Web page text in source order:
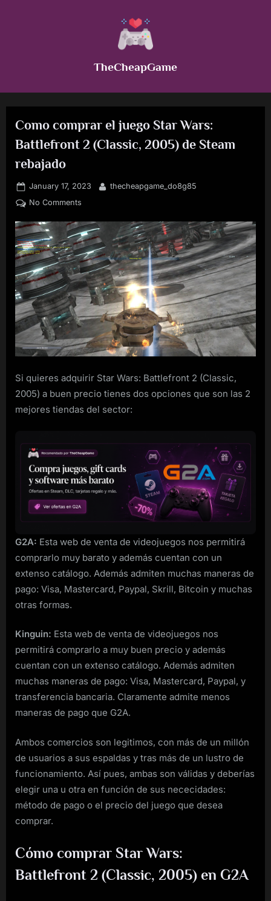
TheCheapGame
Como comprar el juego Star Wars:
Battlefront 2 (Classic, 2005) de Steam
rebajado
Posted
on
January 17, 2023 By
thecheapgame_do8g85
No Commentson
comprar
el
juego
Star
Wars:
Battlefront
2
(Classic,
2005)
de
rebajado
Si quieres adquirir Star Wars: Battlefront 2 (Classic,
2005) a buen precio tienes dos opciones que son las 2
mejores tiendas del sector:
G2A: Esta web de venta de videojuegos nos permitirá
comprarlo muy barato y además cuentan con un
extenso catálogo. Además admiten muchas maneras de
pago: Visa, Mastercard, Paypal, Skrill, Bitcoin y muchas
otras formas.
Kinguin: Esta web de venta de videojuegos nos
permitirá comprarlo a muy buen precio y además
cuentan con un extenso catálogo. Además admiten
muchas maneras de pago: Visa, Mastercard, Paypal, y
transferencia bancaria. Claramente admite menos
maneras de pago que G2A.
Ambos comercios son legitimos, con más de un millón
de usuarios a sus espaldas y tras más de un lustro de
funcionamiento. Así pues, ambas son válidas y deberías
elegir una u otra en función de sus nececidades:
método de pago o el precio del juego que desea
comprar.
Cómo comprar Star Wars:
Battlefront 2 (Classic, 2005) en G2A